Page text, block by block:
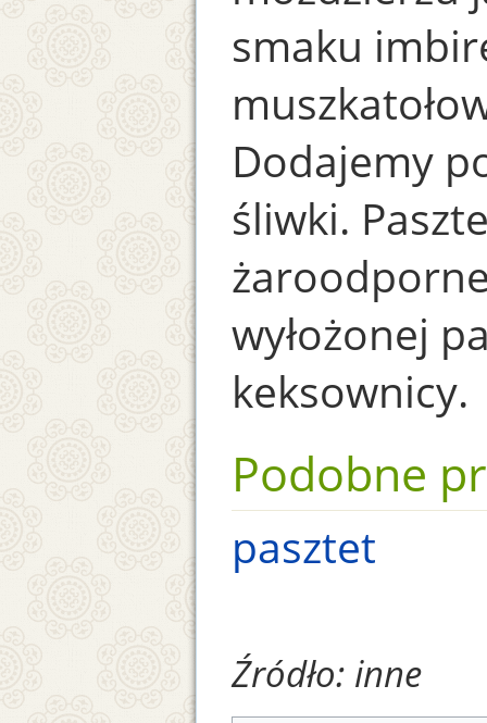
smaku
Dodajemy
śliwki.
wyłożonej
keksownicy.
Podobne
pasztet
Źródło: inne